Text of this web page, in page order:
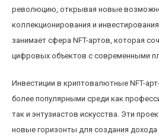
революцию, открывая новые
коллекционирования и
занимает сфера NFT-артов, которая
цифровых объектов с современными
Инвестиции в криптовалютные NFT-
более популярными среди как
так и энтузиастов искусства. Эти
новые горизонты для создания